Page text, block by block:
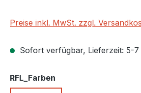
Preise inkl. MwSt. zzgl.
Sofort verfügbar, Lieferzeit: 5-7
RFL_Farben